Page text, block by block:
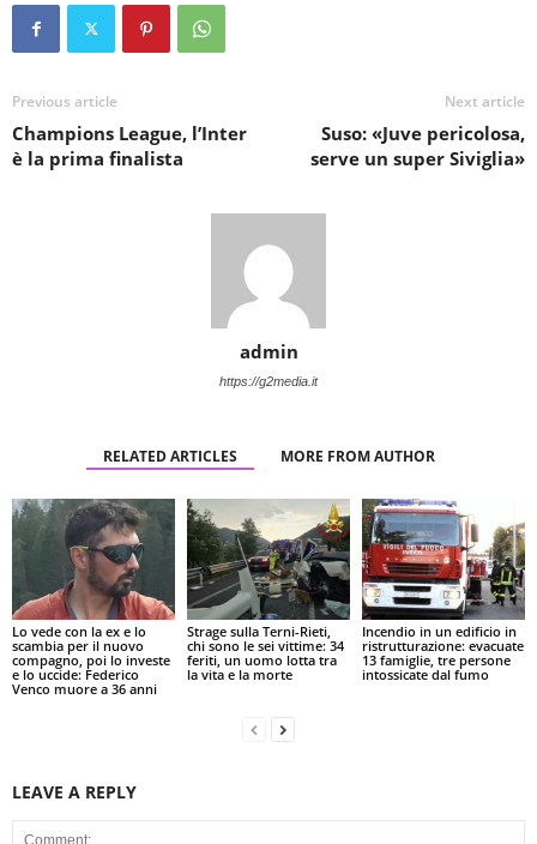
Previous article
Champions League, l’Inter
è la prima finalista
Next article
Suso: «Juve pericolosa,
serve un super Siviglia»
admin
https://g2media.it
RELATED ARTICLES MORE FROM AUTHOR
Lo vede con la ex e lo
scambia per il nuovo
compagno, poi lo investe
e lo uccide: Federico
Venco muore a 36 anni
Strage sulla Terni-Rieti,
chi sono le sei vittime: 34
feriti, un uomo lotta tra
la vita e la morte
Incendio in un edificio in
ristrutturazione: evacuate
13 famiglie, tre persone
intossicate dal fumo
LEAVE A REPLY